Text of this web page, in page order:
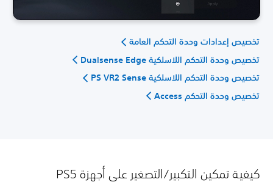
تخصيص إعدادات وحدة التحكم العامة
تخصيص وحدة التحكم اللاسلكية Dualsense Edge
تخصيص وحدة التحكم اللاسلكية PS VR2 Sense
تخصيص وحدة التحكم Access
كيفية تمكين التكبير/التصغير على أجهزة PS5